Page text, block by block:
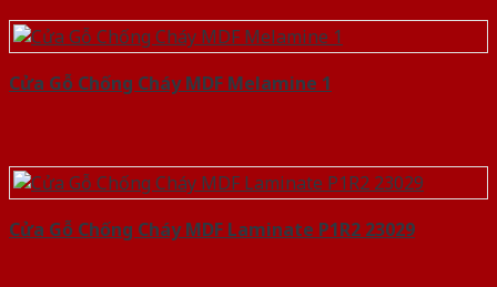
Cửa Gỗ Chống Cháy MDF Melamine 1
Cửa Gỗ Chống Cháy MDF Laminate P1R2 23029